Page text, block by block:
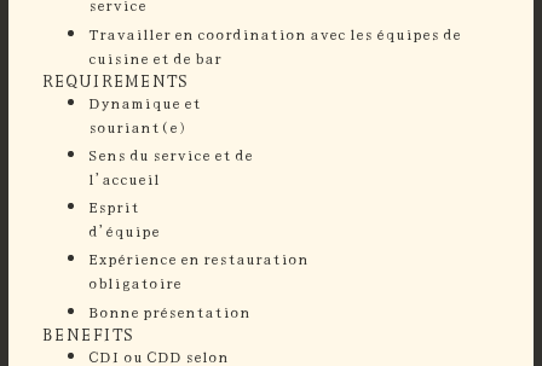
service
Travailler en coordination avec les équipes de
cuisine et de bar
REQUIREMENTS
Dynamique et
Sens du service et de
l’accueil
Esprit
Expérience en restauration
obligatoire
Bonne présentation
BENEFITS
CDI ou CDD selon